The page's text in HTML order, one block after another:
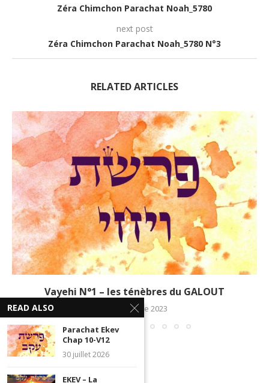
Zéra Chimchon Parachat Noah_5780
next post
Zéra Chimchon Parachat Noah_5780 N°3
RELATED ARTICLES
Vayehi N°1 – les ténèbres du GALOUT
28 décembre 2023
READ ALSO
Parachat Ekev
Chap 10-V12
30 juillet 2026
EKEV – La